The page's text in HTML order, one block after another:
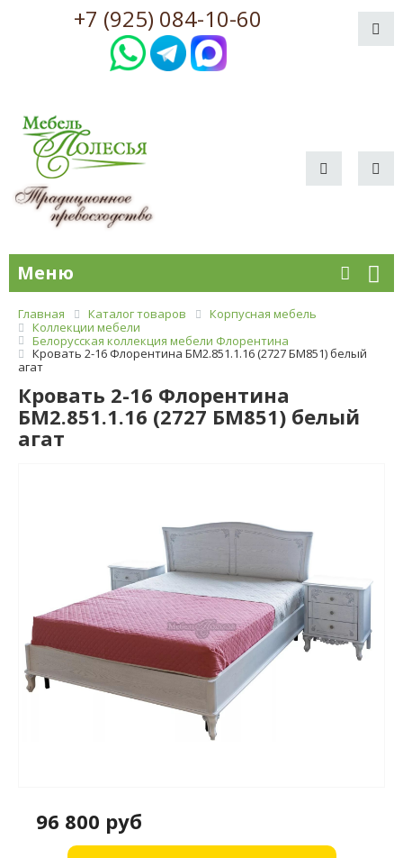
+7 (925) 084-10-60
Меню
Главная Каталог товаров
Корпусная мебель
Коллекции мебели
Белорусская коллекция мебели Флорентина
Кровать 2-16 Флорентина БМ2.851.1.16 (2727 БМ851) белый
агат
Кровать 2-16 Флорентина
БМ2.851.1.16 (2727 БМ851) белый
агат
96 800 руб